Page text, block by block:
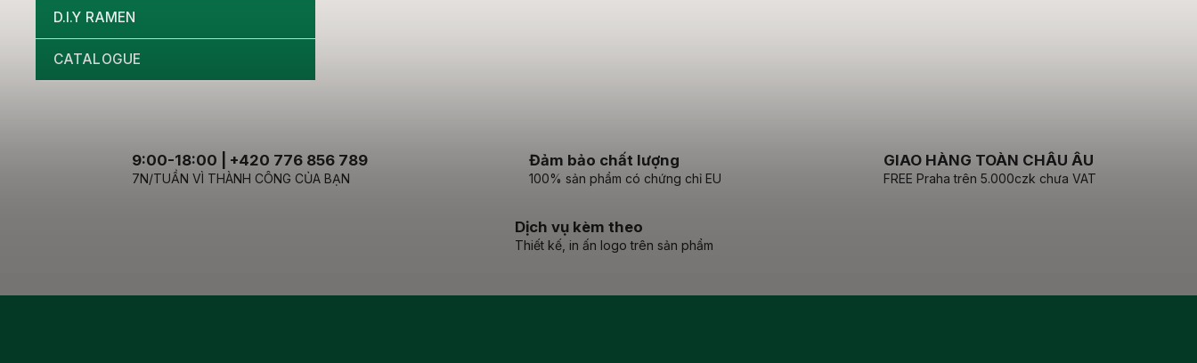
D.I.Y RAMEN
CATALOGUE
9:00-18:00 | +420 776 856 789
7N/TUẦN VÌ THÀNH CÔNG CỦA BẠN
Đảm bảo chất lượng
100% sản phẩm có chứng chỉ EU
GIAO HÀNG TOÀN CHÂU ÂU
FREE Praha trên 5.000czk chưa VAT
Dịch vụ kèm theo
Thiết kế, in ấn logo trên sản phẩm